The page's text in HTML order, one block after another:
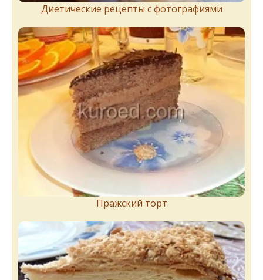
Диетические рецепты с фотографиями
Пражский торт